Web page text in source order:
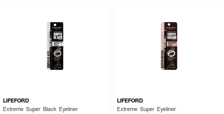
LIFEFORD
Extreme Super Black Eyeliner
LIFEFORD
Extreme Super Eyeliner